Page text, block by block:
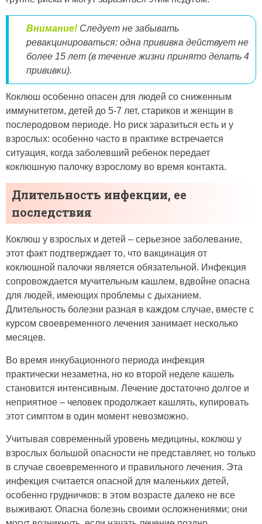
Внимание! Следует не забывать
ревакцинироваться: одна прививка действует не
более 15 лет (в течение жизни принято делать 4
прививки).
Коклюш особенно опасен для людей со сниженным
иммунитетом, детей до 5-7 лет, стариков и женщин в
послеродовом периоде. Но риск заразиться есть и у
взрослых: особенно часто в практике встречается
ситуация, когда заболевший ребенок передает
коклюшную палочку взрослому во время контакта.
Длительность инфекции, ее
последствия
Коклюш у взрослых и детей – серьезное заболевание,
этот факт подтверждает то, что вакцинация от
коклюшной палочки является обязательной. Инфекция
сопровождается мучительным кашлем, вдвойне опасна
для людей, имеющих проблемы с дыханием.
Длительность болезни разная в каждом случае, вместе с
курсом своевременного лечения занимает несколько
месяцев.
Во время инкубационного периода инфекция
практически незаметна, но ко второй неделе кашель
становится интенсивным. Лечение достаточно долгое и
неприятное – человек продолжает кашлять, купировать
этот симптом в один момент невозможно.
Учитывая современный уровень медицины, коклюш у
взрослых большой опасности не представляет, но только
в случае своевременного и правильного лечения. Эта
инфекция считается опасной для маленьких детей,
особенно грудничков: в этом возрасте далеко не все
выживают. Опасна болезнь своими осложнениями; они